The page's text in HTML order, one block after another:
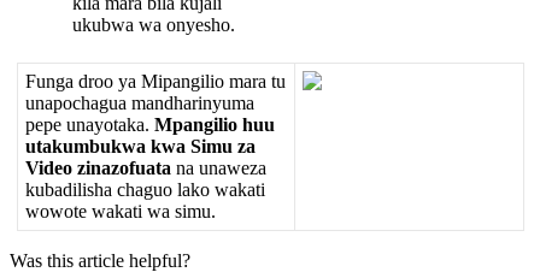
ukubwa wa onyesho.
Funga droo ya Mipangilio mara tu
unapochagua mandharinyuma
pepe unayotaka. Mpangilio huu
utakumbukwa kwa Simu za
Video zinazofuata na unaweza
kubadilisha chaguo lako wakati
wowote wakati wa simu.
Was this article helpful?